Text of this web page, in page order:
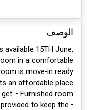
الوصف
15TH June,
in a comfortable
is move‑in ready
an affordable place
• Furnished room
to keep the